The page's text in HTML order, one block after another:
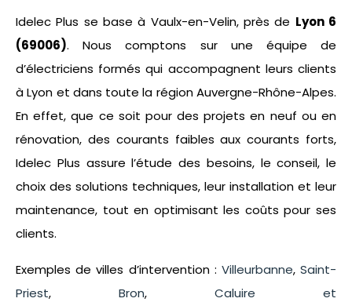
Idelec Plus se base à Vaulx-en-Velin, près de Lyon 6
(69006). Nous comptons sur une équipe de
d’électriciens formés qui accompagnent leurs clients
à Lyon et dans toute la région Auvergne-Rhône-Alpes.
En effet, que ce soit pour des projets en neuf ou en
rénovation, des courants faibles aux courants forts,
Idelec Plus assure l’étude des besoins, le conseil, le
choix des solutions techniques, leur installation et leur
maintenance, tout en optimisant les coûts pour ses
clients.
Exemples de villes d’intervention : Villeurbanne,Saint-
Priest, Bron, Caluire et